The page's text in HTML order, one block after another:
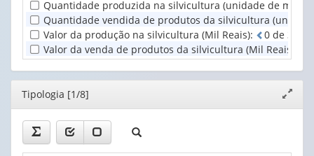
relação
às
te...
(1)
Quantidade produzida na silvicultura (unidade de
Quantidade vendida de produtos da silvicultura
Valor da produção na silvicultura (Mil Reais): 0 de 3
Valor da venda de produtos da silvicultura (Mil Reais)
Editor
janela
Tipologia [1/8]